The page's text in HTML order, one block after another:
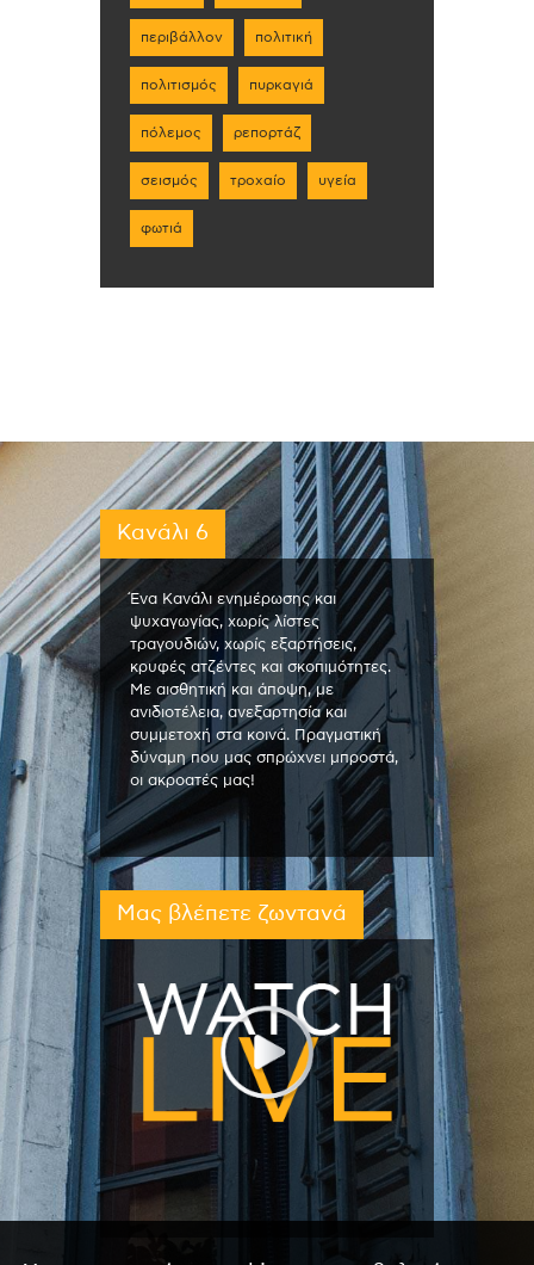
περιβάλλον πολιτική
πολιτισμός πυρκαγιά
πόλεμος ρεπορτάζ
σεισμός τροχαίο υγεία
φωτιά
Κανάλι 6
Ένα Κανάλι ενημέρωσης και
ψυχαγωγίας, χωρίς λίστες
τραγουδιών, χωρίς εξαρτήσεις,
κρυφές ατζέντες και σκοπιμότητες.
Με αισθητική και άποψη, με
ανιδιοτέλεια, ανεξαρτησία και
συμμετοχή στα κοινά. Πραγματική
δύναμη που μας σπρώχνει μπροστά,
οι ακροατές μας!
Μας βλέπετε ζωντανά